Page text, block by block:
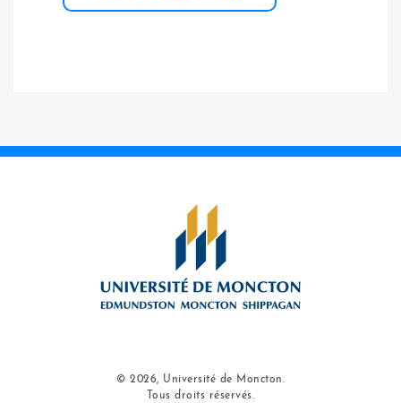
© 2026, Université de Moncton.
Tous droits réservés.